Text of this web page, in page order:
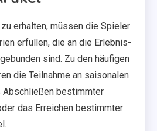
erhalten, müssen die Spieler
erfüllen, die an die Erlebnis-
sind. Zu den häufigen
die Teilnahme an saisonalen
Abschließen bestimmter
das Erreichen bestimmter